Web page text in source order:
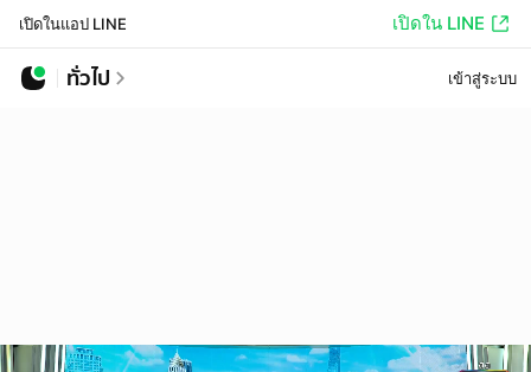
เปิดในแอป LINE เปิดใน LINE
ทั่วไป เข้าสู่ระบบ